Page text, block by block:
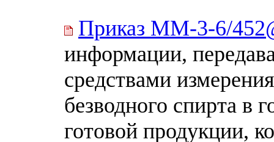
Приказ ММ-3-6/
информации,
средствами
безводного спирта в
готовой продукции,